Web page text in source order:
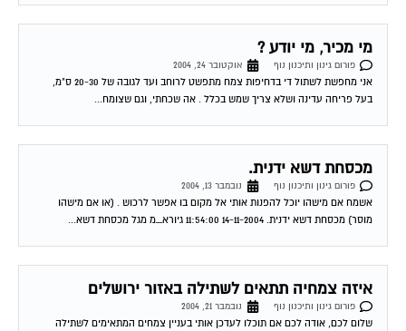
מי מכיר, מי יודע ?
פורום גינון ותיכנון נוף
בעל פריחה עדינה ושלא צריך שמש בכלל . אה שכחתי, וגם שצומח...
מכסחת דשא ידנית.
פורום גינון ותיכנון נוף
אשמח אם מישהו יוכל להפנות אותי אל מקום בו אפשר לרכוש . (או אם מישהו
מוסר) מכסחת דשא ידנית. 14-11-2004 11:54:00 גיורא_מ מגל מכסחת דשא...
איזה צמחיה תתאים לשתילה באזור ירושלים
פורום גינון ותיכנון נוף
נובמבר 21, 2004
שלום לכם, אודה לכם אם תוכלו לעדכן אותי בעניין צמחים המתאימים לשתילה
באזור ירושלים. מדובר על היישוב גבעת זאב הפרוץ לרוחות, בעיקר בחורף. תודה